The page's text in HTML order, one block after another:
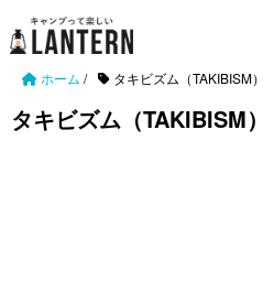
ホーム / タキビズム（TAKIBISM）
タキビズム（TAKIBISM）